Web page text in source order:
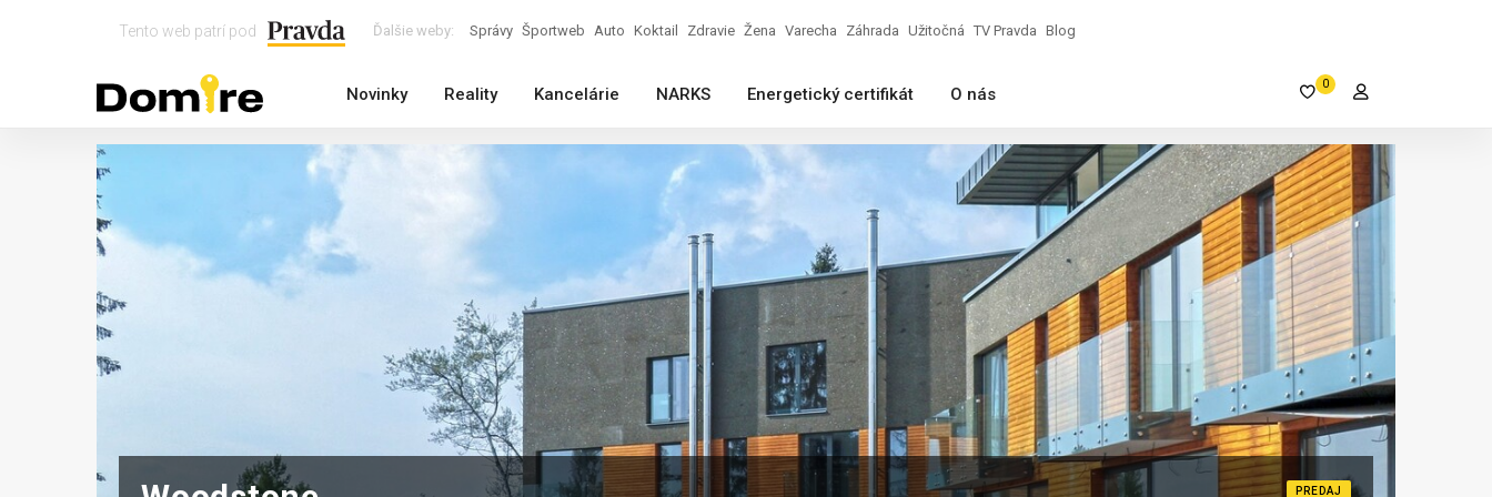
Tento web patrí pod Ďalšie weby: Správy Športweb Auto Koktail Zdravie Žena Varecha Záhrada Užitočná TV Pravda Blog
Novinky Reality Kancelárie NARKS Energetický certifikát O nás
0
PREDAJ